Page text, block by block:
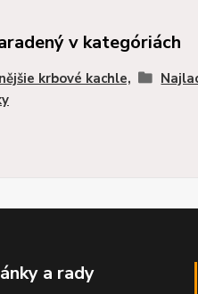
v kategóriách
krbové kachle,
a rady